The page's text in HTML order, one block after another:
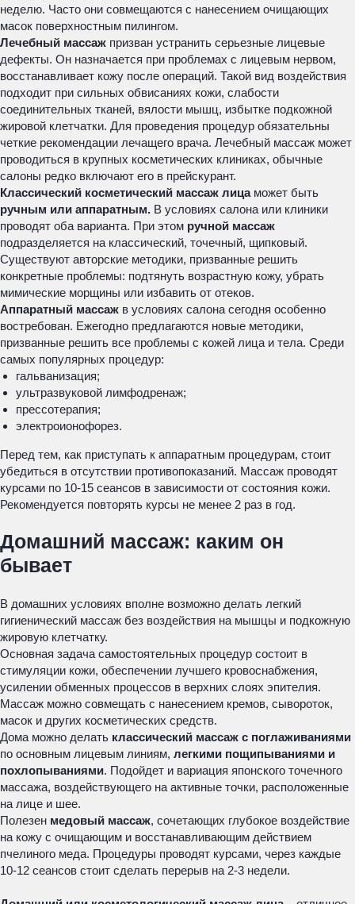
неделю. Часто они совмещаются с нанесением очищающих
масок поверхностным пилингом.
Лечебный массаж призван устранить серьезные лицевые
дефекты. Он назначается при проблемах с лицевым нервом,
восстанавливает кожу после операций. Такой вид воздействия
подходит при сильных обвисаниях кожи, слабости
соединительных тканей, вялости мышц, избытке подкожной
жировой клетчатки. Для проведения процедур обязательны
четкие рекомендации лечащего врача. Лечебный массаж может
проводиться в крупных косметических клиниках, обычные
салоны редко включают его в прейскурант.
Классический косметический массаж лицаможет быть
ручным или аппаратным. В условиях салона или клиники
проводят оба варианта. При этом ручной массаж
подразделяется на классический, точечный, щипковый.
Существуют авторские методики, призванные решить
конкретные проблемы: подтянуть возрастную кожу, убрать
мимические морщины или избавить от отеков.
Аппаратный массаж в условиях салона сегодня особенно
востребован. Ежегодно предлагаются новые методики,
призванные решить все проблемы с кожей лица и тела. Среди
самых популярных процедур:
гальванизация;
ультразвуковой лимфодренаж;
прессотерапия;
электроионофорез.
Перед тем, как приступать к аппаратным процедурам, стоит
убедиться в отсутствии противопоказаний. Массаж проводят
курсами по 10-15 сеансов в зависимости от состояния кожи.
Рекомендуется повторять курсы не менее 2 раз в год.
Домашний массаж: каким он
бывает
В домашних условиях вполне возможно делать легкий
гигиенический массаж без воздействия на мышцы и подкожную
жировую клетчатку.
Основная задача самостоятельных процедур состоит в
стимуляции кожи, обеспечении лучшего кровоснабжения,
усилении обменных процессов в верхних слоях эпителия.
Массаж можно совмещать с нанесением кремов, сывороток,
масок и других косметических средств.
Дома можно делать классический массаж с поглаживаниями
по основным лицевым линиям, легкими пощипываниями и
похлопываниями. Подойдет и вариация японского точечного
массажа, воздействующего на активные точки, расположенные
на лице и шее.
Полезен медовый массаж, сочетающих глубокое воздействие
на кожу с очищающим и восстанавливающим действием
пчелиного меда. Процедуры проводят курсами, через каждые
10-12 сеансов стоит сделать перерыв на 2-3 недели.